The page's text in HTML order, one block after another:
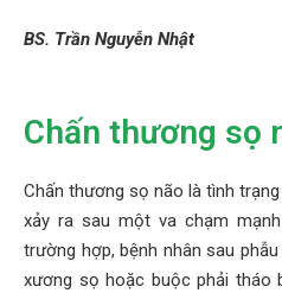
BS. Trần Nguyễn Nhật
Chấn thương sọ
Chấn thương sọ não là tình
xảy ra sau một va chạm
trường hợp, bệnh nhân sau
xương sọ hoặc buộc phải